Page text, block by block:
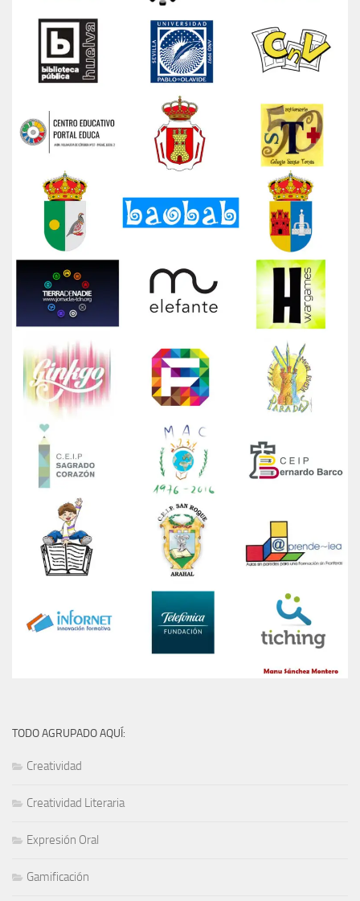
TODO AGRUPADO AQUÍ:
Creatividad
Creatividad Literaria
Expresión Oral
Gamificación